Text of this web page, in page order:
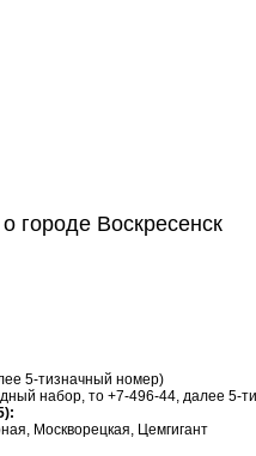
городе Воскресенск
5-тизначный номер)
набор, то +7-496-44, далее 5-
Москворецкая, Цемгигант